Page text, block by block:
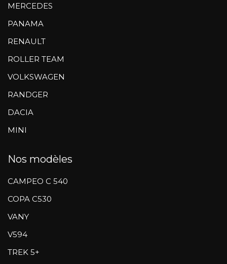
MERCEDES
PANAMA
RENAULT
ROLLER TEAM
VOLKSWAGEN
RANDGER
DACIA
MINI
Nos modèles
CAMPEO C 540
COPA C530
VANY
V594
TREK 5+